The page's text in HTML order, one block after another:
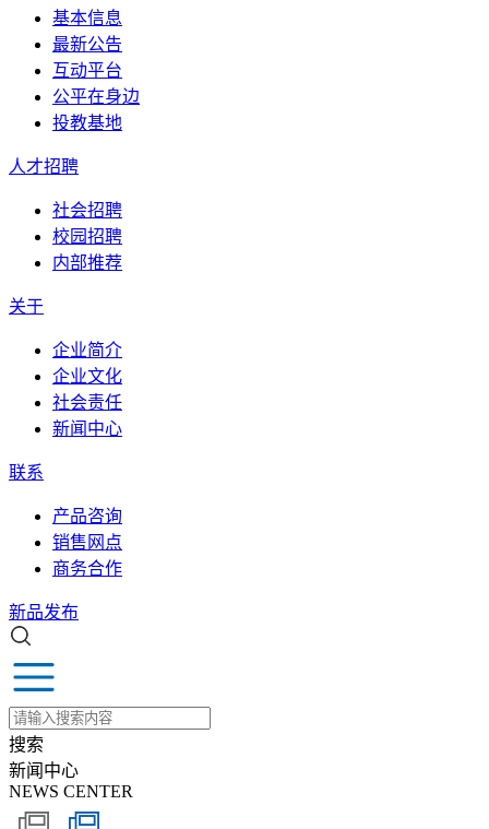
基本信息
最新公告
互动平台
公平在身边
投教基地
人才招聘
社会招聘
校园招聘
内部推荐
关于
企业简介
企业文化
社会责任
新闻中心
联系
产品咨询
销售网点
商务合作
新品发布
搜索
新闻中心
NEWS CENTER